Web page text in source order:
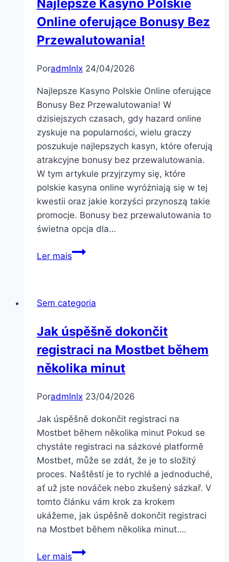
Najlepsze Kasyno Polskie
Online oferujące Bonusy Bez
Przewalutowania!
Poradmlnlx 24/04/2026
Najlepsze Kasyno Polskie Online oferujące
Bonusy Bez Przewalutowania! W
dzisiejszych czasach, gdy hazard online
zyskuje na popularności, wielu graczy
poszukuje najlepszych kasyn, które oferują
atrakcyjne bonusy bez przewalutowania.
W tym artykule przyjrzymy się, które
polskie kasyna online wyróżniają się w tej
kwestii oraz jakie korzyści przynoszą takie
promocje. Bonusy bez przewalutowania to
świetna opcja dla…
Ler maisNajlepsze
oferujące
Bez
Przewalutowania!
Sem categoria
Jak úspěšně dokončit
registraci na Mostbet během
několika minut
Poradmlnlx 23/04/2026
Jak úspěšně dokončit registraci na
Mostbet během několika minut Pokud se
chystáte registraci na sázkové platformě
Mostbet, může se zdát, že je to složitý
proces. Naštěstí je to rychlé a jednoduché,
ať už jste nováček nebo zkušený sázkař. V
tomto článku vám krok za krokem
ukážeme, jak úspěšně dokončit registraci
na Mostbet během několika minut….
Ler maisJak